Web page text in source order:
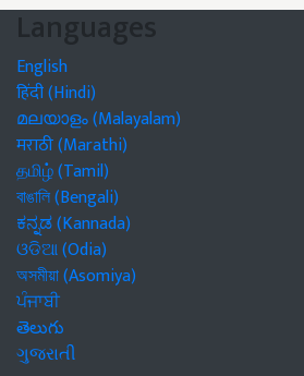
Languages
English
हिंदी (Hindi)
മലയാളം (Malayalam)
मराठी (Marathi)
தமிழ் (Tamil)
বাঙালি (Bengali)
ಕನ್ನಡ (Kannada)
ଓଡିଆ (Odia)
অসমীয়া (Asomiya)
ਪੰਜਾਬੀ
తెలుగు
ગુજરાતી